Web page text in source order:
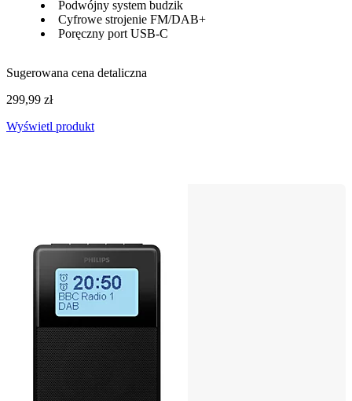
Podwójny system budzik
Cyfrowe strojenie FM/DAB+
Poręczny port USB-C
Sugerowana cena detaliczna
299,99 zł
Wyświetl produkt